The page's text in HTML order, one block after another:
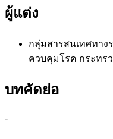
ผู้แต่ง
กลุ่มสารสนเทศทาง
ควบคุมโรค กระทร
บทคัดย่อ
-